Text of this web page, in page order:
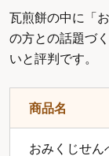
瓦煎餅の中に「
の方との話題づ
いと評判です。
商品名
おみくじせん